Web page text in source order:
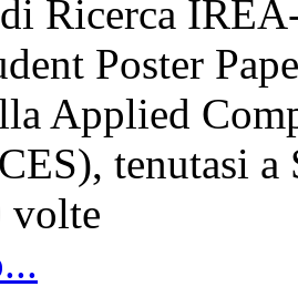
Ricerca
Poster
Applied
tenutasi
volte